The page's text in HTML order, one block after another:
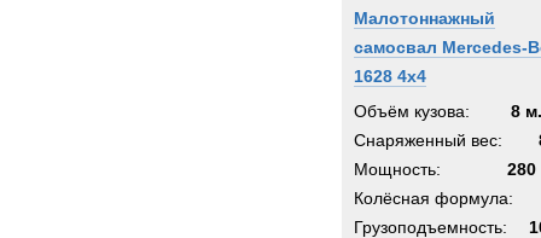
Малотоннажный
самосвал Mercedes-
1628 4x4
Объём кузова:
8
Снаряженный вес:
Мощность:
280
Колёсная формула:
Грузоподъемность: